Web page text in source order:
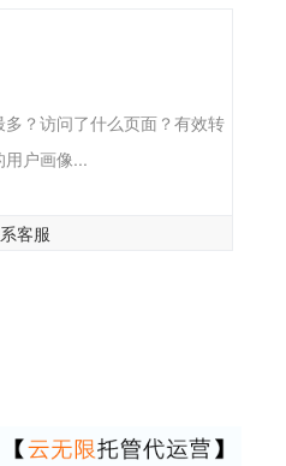
？访问了什么页面？有效转
户画像...
客服